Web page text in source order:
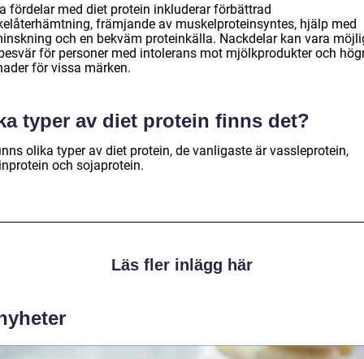
fördelar med diet protein inkluderar förbättrad
främjande av muskelproteinsyntes, hjälp med
och en bekväm proteinkälla. Nackdelar kan vara
för personer med intolerans mot mjölkprodukter och
för vissa märken.
typer av diet protein finns det?
olika typer av diet protein, de vanligaste är vassleprotein,
och sojaprotein.
Läs fler inlägg här